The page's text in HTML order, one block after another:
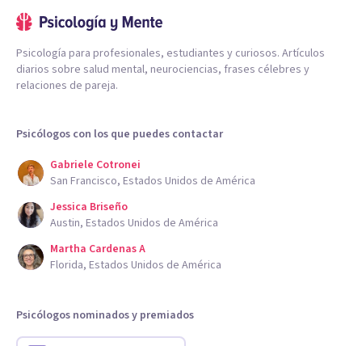
Psicología para profesionales, estudiantes y curiosos. Artículos
diarios sobre salud mental, neurociencias, frases célebres y
relaciones de pareja.
Psicólogos con los que puedes contactar
Gabriele Cotronei
San Francisco, Estados Unidos de América
Jessica Briseño
Austin, Estados Unidos de América
Martha Cardenas A
Florida, Estados Unidos de América
Psicólogos nominados y premiados